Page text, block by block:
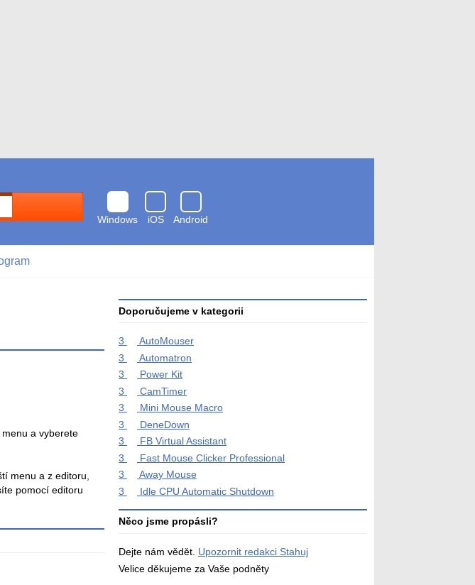
Windows
iOS
Android
antivirem
a vyberete
menu a z editoru,
pomocí editoru
Doporučujeme v kategorii
3
AutoMouser
3
Automatron
3
Power Kit
3
CamTimer
3
Mini Mouse Macro
3
DeneDown
3
FB Virtual Assistant
3
Fast Mouse Clicker Professional
3
Away Mouse
3
Idle CPU Automatic Shutdown
Něco jsme propásli?
Dejte nám vědět. Upozornit redakci Stahuj
Velice děkujeme za Vaše podněty